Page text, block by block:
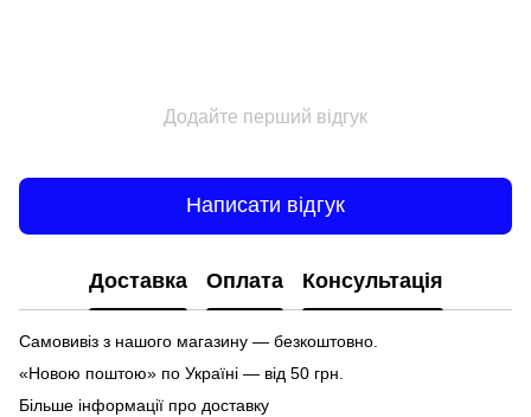
Додайте перший відгук
Написати відгук
Доставка Оплата Консультація
Самовивіз з нашого магазину — безкоштовно.
«Новою поштою» по Україні — від 50 грн.
Більше інформації про доставку